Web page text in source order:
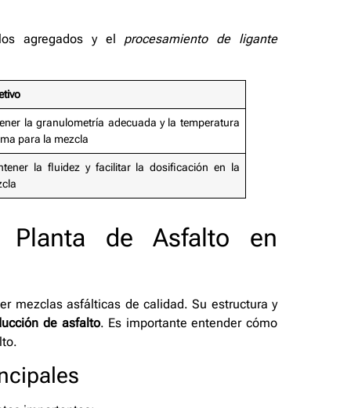
agregados y el procesamiento de ligante
la granulometría adecuada y la temperatura
para la mezcla
la fluidez y facilitar la dosificación en la
Planta de Asfalto en
mezclas asfálticas de calidad. Su estructura y
de asfalto. Es importante entender cómo